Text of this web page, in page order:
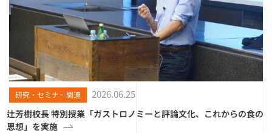
研究・セミナー関連 2026.06.25
辻芳樹校長 特別授業「ガストロノミーと評論文化、これからの食の
思想」を実施